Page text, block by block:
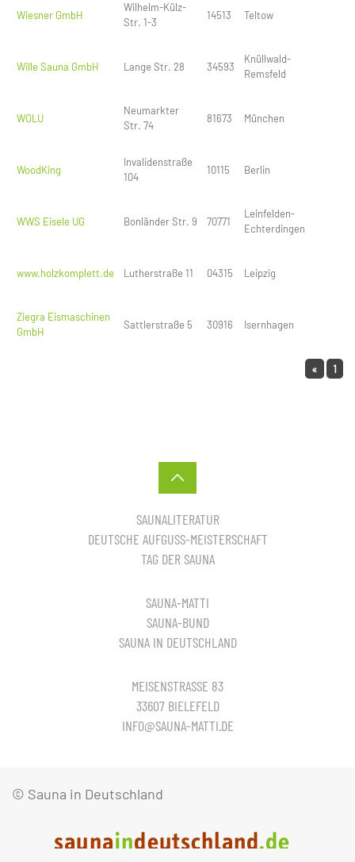
Wiesner GmbH
Wilhelm-Külz-
Str. 1-3
14513 Teltow
Wille Sauna GmbH Lange Str. 28 34593
Knüllwald-
Remsfeld
WOLU
Neumarkter
Str. 74
81673 München
WoodKing
Invalidenstraße
104
10115 Berlin
WWS Eisele UG Bonländer Str. 9 70771
Leinfelden-
Echterdingen
www.holzkomplett.de Lutherstraße 11 04315 Leipzig
Ziegra Eismaschinen
GmbH
Sattlerstraße 5 30916 Isernhagen
« 1
SAUNALITERATUR
DEUTSCHE AUFGUSS-MEISTERSCHAFT
TAG DER SAUNA
SAUNA-MATTI
SAUNA-BUND
SAUNA IN DEUTSCHLAND
MEISENSTRASSE 83
33607 BIELEFELD
INFO@SAUNA-MATTI.DE
© Sauna in Deutschland